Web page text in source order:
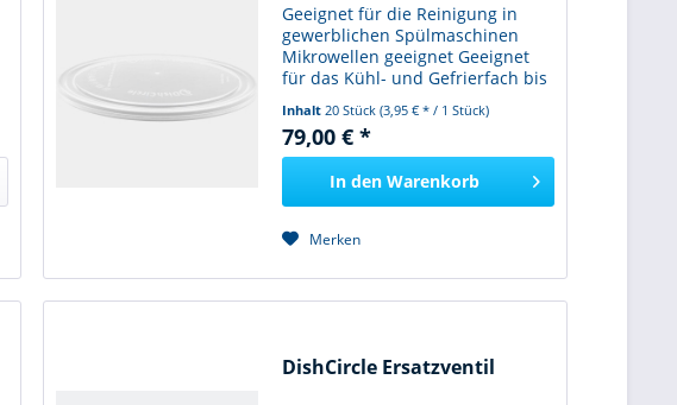
Geeignet für die Reinigung in
gewerblichen Spülmaschinen
Mikrowellen geeignet Geeignet
für das Kühl- und Gefrierfach bis
Deckel Auslaufsicher
Lebensmittelecht 100 % BPA-
freier Kunststoff Hergestellt in...
Inhalt 20 Stück(3,95 € * / 1 Stück)
79,00 € *
In den Warenkorb
Merken
DishCircle Ersatzventil